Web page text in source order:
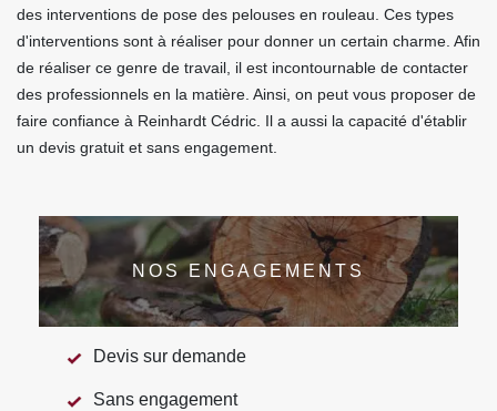
des interventions de pose des pelouses en rouleau. Ces types
d'interventions sont à réaliser pour donner un certain charme. Afin
de réaliser ce genre de travail, il est incontournable de contacter
des professionnels en la matière. Ainsi, on peut vous proposer de
faire confiance à Reinhardt Cédric. Il a aussi la capacité d'établir
un devis gratuit et sans engagement.
NOS ENGAGEMENTS
Devis sur demande
Sans engagement